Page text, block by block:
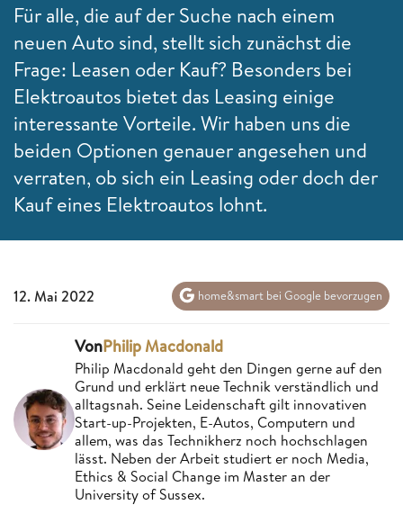
Für alle, die auf der Suche nach einem
neuen Auto sind, stellt sich zunächst die
Frage: Leasen oder Kauf? Besonders bei
Elektroautos bietet das Leasing einige
interessante Vorteile. Wir haben uns die
beiden Optionen genauer angesehen und
verraten, ob sich ein Leasing oder doch der
Kauf eines Elektroautos lohnt.
12. Mai 2022 home&smart bei Google bevorzugen
VonPhilip Macdonald
Philip Macdonald geht den Dingen gerne auf den
Grund und erklärt neue Technik verständlich und
alltagsnah. Seine Leidenschaft gilt innovativen
Start-up-Projekten, E-Autos, Computern und
allem, was das Technikherz noch hochschlagen
lässt. Neben der Arbeit studiert er noch Media,
Ethics & Social Change im Master an der
University of Sussex.